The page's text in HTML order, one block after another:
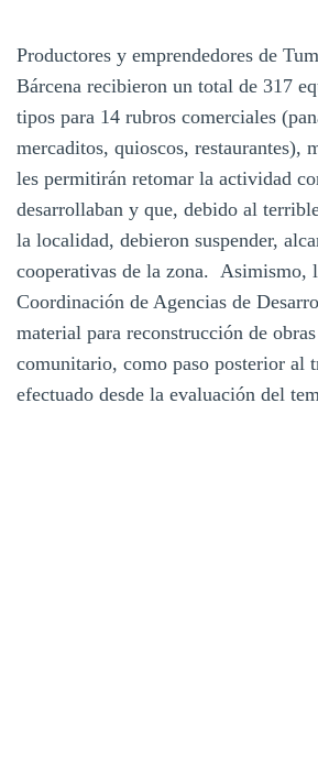
Productores y emprendedores de
Bárcena recibieron un total de 317
tipos para 14 rubros comerciales
mercaditos, quioscos, restaurantes),
les permitirán retomar la actividad
desarrollaban y que, debido al
la localidad, debieron suspender,
cooperativas de la zona. Asimismo,
Coordinación de Agencias de
material para reconstrucción de
comunitario, como paso posterior al
efectuado desde la evaluación del